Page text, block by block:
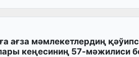
ағза мәмлекетлердиң
кеңесиниң 57-мәжилиси